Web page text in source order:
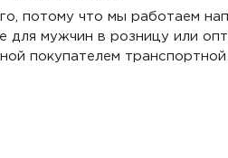
потому что мы работаем
для мужчин в розницу или
покупателем